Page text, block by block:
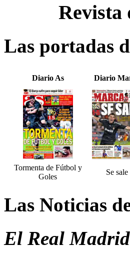
Revista
Las portadas
Diario As Diario
Tormenta de Fútbol y
Goles
Se sale
Las Noticias
El Real